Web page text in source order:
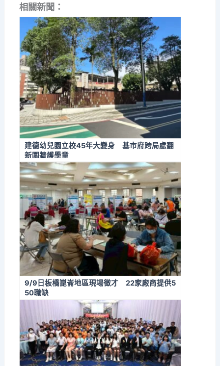
相關新聞：
建德幼兒園立校45年大變身 基市府跨局處翻
新圍牆護學童
9/9日板橋崑崙地區現場徵才 22家廠商提供5
50職缺